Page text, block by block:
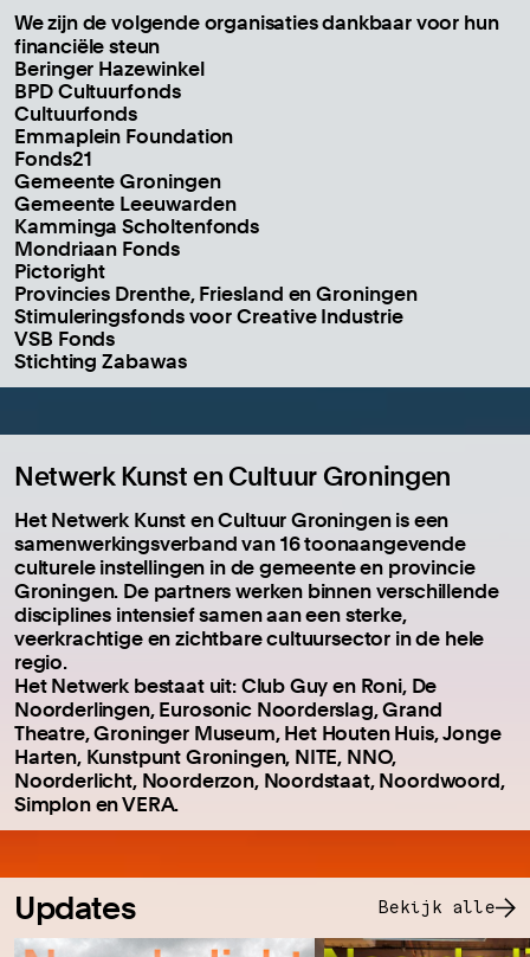
We zijn de volgende organisaties dankbaar voor hun
financiële steun
Beringer Hazewinkel
BPD Cultuurfonds
Cultuurfonds
Emmaplein Foundation
Fonds21
Gemeente Groningen
Gemeente Leeuwarden
Kamminga Scholtenfonds
Mondriaan Fonds
Pictoright
Provincies Drenthe, Friesland en Groningen
Stimuleringsfonds voor Creative Industrie
VSB Fonds
Stichting Zabawas
Netwerk Kunst en Cultuur Groningen
Het Netwerk Kunst en Cultuur Groningen is een
samenwerkingsverband van 16 toonaangevende
culturele instellingen in de gemeente en provincie
Groningen. De partners werken binnen verschillende
disciplines intensief samen aan een sterke,
veerkrachtige en zichtbare cultuursector in de hele
regio.
Het Netwerk bestaat uit: Club Guy en Roni, De
Noorderlingen, Eurosonic Noorderslag, Grand
Theatre, Groninger Museum, Het Houten Huis, Jonge
Harten, Kunstpunt Groningen, NITE, NNO,
Noorderlicht, Noorderzon, Noordstaat, Noordwoord,
Simplon en VERA.
Updates Bekijk alle